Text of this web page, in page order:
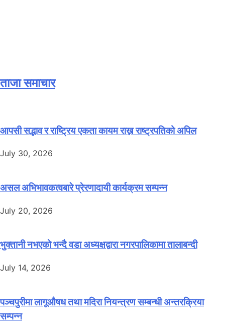
ताजा समाचार
आपसी सद्भाव र राष्ट्रिय एकता कायम राख्न राष्ट्रपतिको अपिल
July 30, 2026
असल अभिभावकत्वबारे प्रेरणादायी कार्यक्रम सम्पन्न
July 20, 2026
भुक्तानी नभएको भन्दै वडा अध्यक्षद्वारा नगरपालिकामा तालाबन्दी
July 14, 2026
पञ्चपुरीमा लागूऔषध तथा मदिरा नियन्त्रण सम्बन्धी अन्तरक्रिया
सम्पन्न